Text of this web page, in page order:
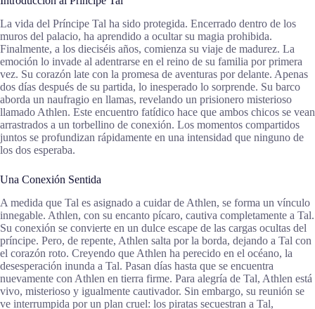
La vida del Príncipe Tal ha sido protegida. Encerrado dentro de los
muros del palacio, ha aprendido a ocultar su magia prohibida.
Finalmente, a los dieciséis años, comienza su viaje de madurez. La
emoción lo invade al adentrarse en el reino de su familia por primera
vez. Su corazón late con la promesa de aventuras por delante. Apenas
dos días después de su partida, lo inesperado lo sorprende. Su barco
aborda un naufragio en llamas, revelando un prisionero misterioso
llamado Athlen. Este encuentro fatídico hace que ambos chicos se vean
arrastrados a un torbellino de conexión. Los momentos compartidos
juntos se profundizan rápidamente en una intensidad que ninguno de
los dos esperaba.
Una Conexión Sentida
A medida que Tal es asignado a cuidar de Athlen, se forma un vínculo
innegable. Athlen, con su encanto pícaro, cautiva completamente a Tal.
Su conexión se convierte en un dulce escape de las cargas ocultas del
príncipe. Pero, de repente, Athlen salta por la borda, dejando a Tal con
el corazón roto. Creyendo que Athlen ha perecido en el océano, la
desesperación inunda a Tal. Pasan días hasta que se encuentra
nuevamente con Athlen en tierra firme. Para alegría de Tal, Athlen está
vivo, misterioso y igualmente cautivador. Sin embargo, su reunión se
ve interrumpida por un plan cruel: los piratas secuestran a Tal,